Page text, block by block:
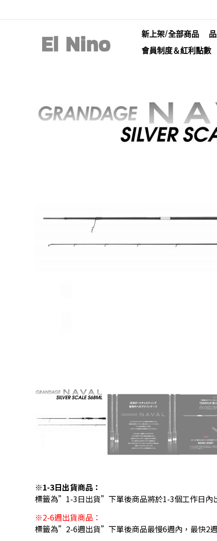
新上架/全部商品
會員制度＆紅利點數
※1-3日出貨商品：
標籤為”1-3日出貨”下單後商品將於1-3個工作日內
※2-6週出貨商品：
標籤為”2-6週出貨”下單後商品最慢6週內，最快2